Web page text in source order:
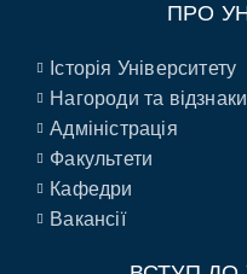
ПРО
Історія Університету
Нагороди та відзнаки
Адміністрація
Факультети
Кафедри
Вакансії